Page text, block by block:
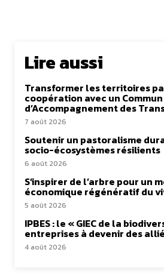
Lire aussi
Transformer les territoires
coopération avec un Commun
d’Accompagnement des
7 août 2026
Soutenir un pastoralisme
socio-écosystèmes résilients
6 août 2026
S’inspirer de l’arbre pour un
économique régénératif du
5 août 2026
IPBES : le « GIEC de la
entreprises à devenir des
4 août 2026